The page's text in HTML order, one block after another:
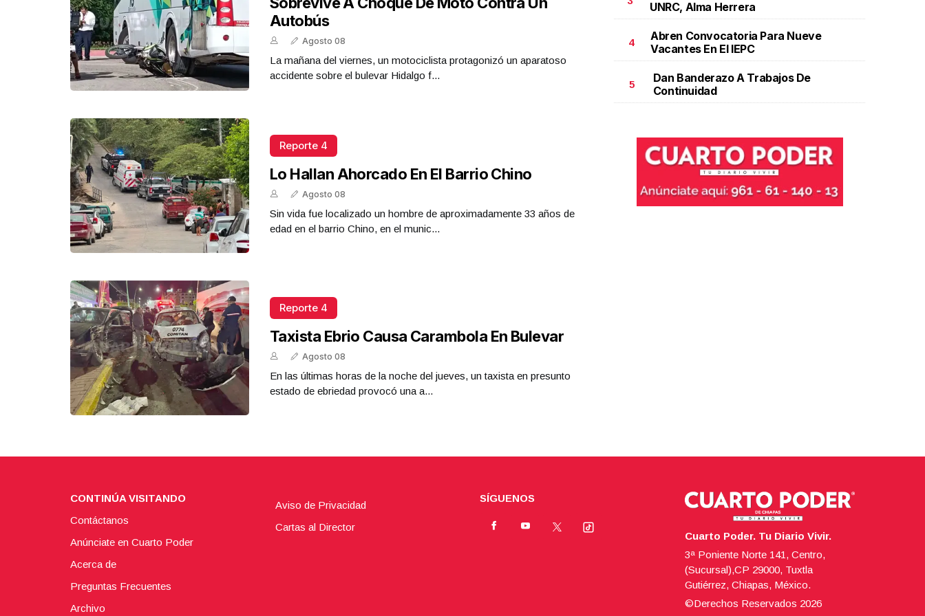
Autobús
Agosto 08
La mañana del viernes, un motociclista protagonizó un aparatoso
accidente sobre el bulevar Hidalgo f...
Reporte 4
Lo Hallan Ahorcado En El Barrio Chino
Agosto 08
Sin vida fue localizado un hombre de aproximadamente 33 años de
edad en el barrio Chino, en el munic...
Reporte 4
Taxista Ebrio Causa Carambola En Bulevar
Agosto 08
En las últimas horas de la noche del jueves, un taxista en presunto
estado de ebriedad provocó una a...
UNRC, Alma Herrera
4
Abren Convocatoria Para Nueve
Vacantes En El IEPC
5
Dan Banderazo A Trabajos De
Continuidad
CONTINÚA VISITANDO
Contáctanos
Anúnciate en Cuarto Poder
Acerca de
Preguntas Frecuentes
Archivo
Aviso de Privacidad
Cartas al Director
SÍGUENOS
Cuarto Poder. Tu Diario Vivir.
3ª Poniente Norte 141, Centro,
(Sucursal),CP 29000, Tuxtla
Gutiérrez, Chiapas, México.
©Derechos Reservados 2026